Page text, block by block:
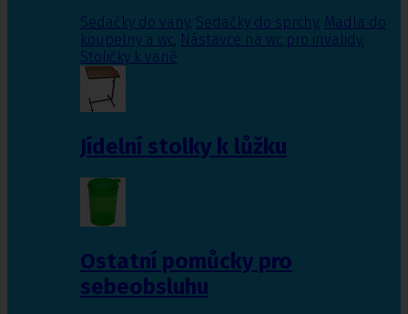
Sedačky do vany, Sedačky do sprchy, Madla do
koupelny a wc, Nástavce na wc pro invalidy,
Stoličky k vaně
Jídelní stolky k lůžku
Ostatní pomůcky pro
sebeobsluhu